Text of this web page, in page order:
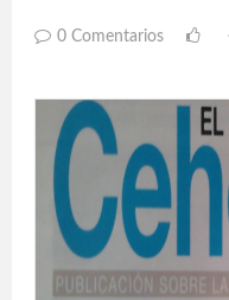
0 Comentarios